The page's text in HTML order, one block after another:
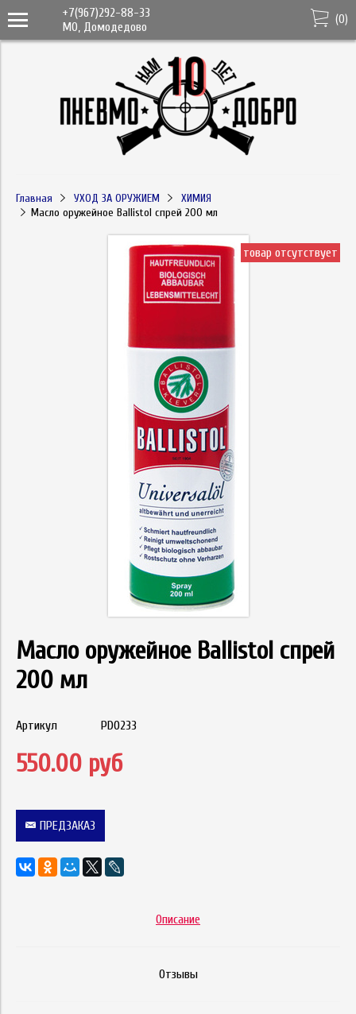
+7(967)292-88-33
МО, Домодедово
(0)
Главная УХОД ЗА ОРУЖИЕМ
ХИМИЯ
Масло оружейное Ballistol спрей 200 мл
товар отсутствует
Масло оружейное Ballistol спрей
200 мл
Артикул PD0233
550.00 руб
ПРЕДЗАКАЗ
Описание
Отзывы